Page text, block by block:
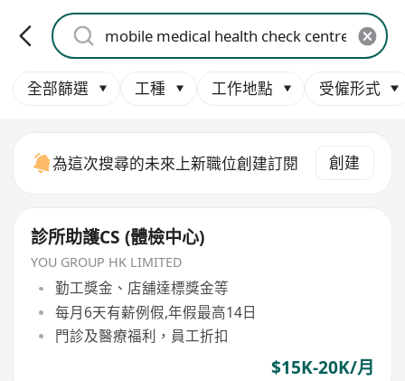
全部篩選 工種 工作地點 受僱形式
為這次搜尋的未來上新職位創建訂閱 創建
診所助護CS (體檢中心)
YOU GROUP HK LIMITED
勤工獎金、店舖達標獎金等
每月6天有薪例假,年假最高14日
門診及醫療福利，員工折扣
$15K-20K/月